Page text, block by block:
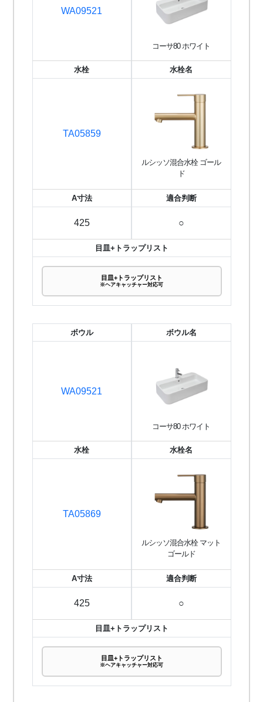
WA09521
コーサ80 ホワイト
水栓
TA05859
水栓名
ルシッソ混合水栓 ゴール
ド
A寸法
425
適合判断
○
目皿+トラップリスト
目皿+トラップリスト
※ヘアキャッチャー対応可
ボウル
WA09521
ボウル名
コーサ80 ホワイト
水栓
TA05869
水栓名
ルシッソ混合水栓 マット
ゴールド
A寸法
425
適合判断
○
目皿+トラップリスト
目皿+トラップリスト
※ヘアキャッチャー対応可